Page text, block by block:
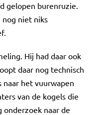
gelopen burenruzie.
niet niks
Hij had daar ook
daar nog technisch
naar het vuurwapen
van de kogels die
onderzoek naar de